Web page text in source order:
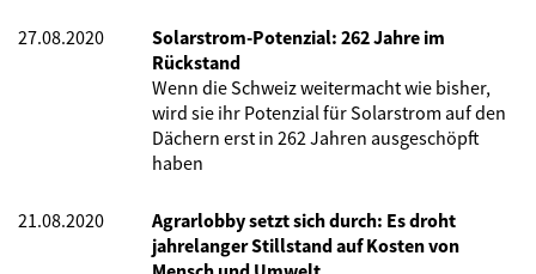
27.08.2020
Solarstrom-Potenzial: 262 Jahre im
Rückstand
Wenn die Schweiz weitermacht wie bisher,
wird sie ihr Potenzial für Solarstrom auf den
Dächern erst in 262 Jahren ausgeschöpft
haben
21.08.2020
Agrarlobby setzt sich durch: Es droht
jahrelanger Stillstand auf Kosten von